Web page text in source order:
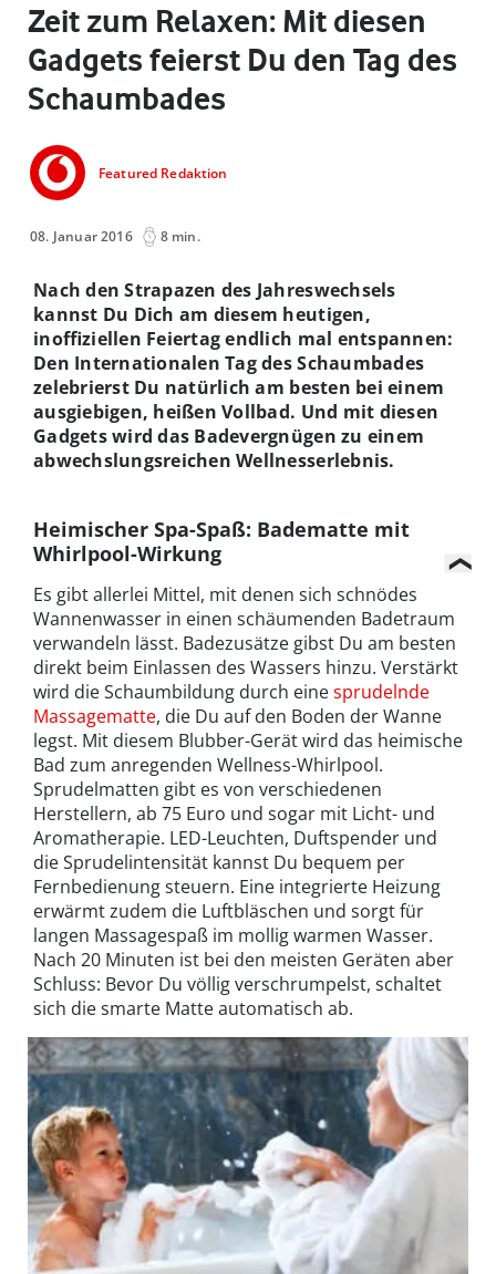
Zeit zum Relaxen: Mit diesen
Gadgets feierst Du den Tag des
Schaumbades
Featured Redaktion
08. Januar 2016 8 min.
Nach den Strapazen des Jahreswechsels
kannst Du Dich am diesem heutigen,
inoffiziellen Feiertag endlich mal entspannen:
Den Internationalen Tag des Schaumbades
zelebrierst Du natürlich am besten bei einem
ausgiebigen, heißen Vollbad. Und mit diesen
Gadgets wird das Badevergnügen zu einem
abwechslungsreichen Wellnesserlebnis.
Heimischer Spa-Spaß: Badematte mit
Whirlpool-Wirkung
Es gibt allerlei Mittel, mit denen sich schnödes
Wannenwasser in einen schäumenden Badetraum
verwandeln lässt. Badezusätze gibst Du am besten
direkt beim Einlassen des Wassers hinzu. Verstärkt
wird die Schaumbildung durch einesprudelnde
Massagematte, die Du auf den Boden der Wanne
legst. Mit diesem Blubber-Gerät wird das heimische
Bad zum anregenden Wellness-Whirlpool.
Sprudelmatten gibt es von verschiedenen
Herstellern, ab 75 Euro und sogar mit Licht- und
Aromatherapie. LED-Leuchten, Duftspender und
die Sprudelintensität kannst Du bequem per
Fernbedienung steuern. Eine integrierte Heizung
erwärmt zudem die Luftbläschen und sorgt für
langen Massagespaß im mollig warmen Wasser.
Nach 20 Minuten ist bei den meisten Geräten aber
Schluss: Bevor Du völlig verschrumpelst, schaltet
sich die smarte Matte automatisch ab.